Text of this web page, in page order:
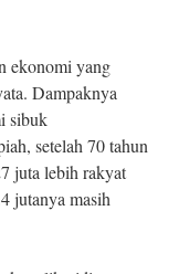
ekonomi yang
Dampaknya
sibuk
setelah 70 tahun
juta lebih rakyat
jutanya masih